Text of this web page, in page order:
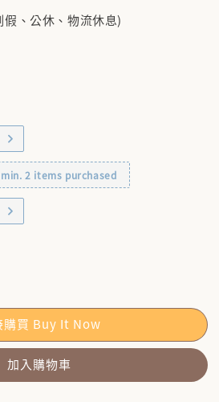
、公休、物流休息)
min. 2 items purchased
購買 Buy It Now
加入購物車